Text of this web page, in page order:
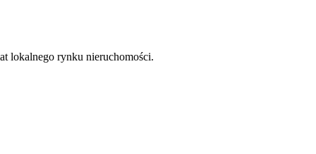
lokalnego rynku nieruchomości.